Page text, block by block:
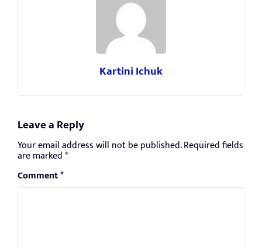
Kartini Ichuk
Leave a Reply
Your email address will not be published.Required fields
are marked*
Comment*